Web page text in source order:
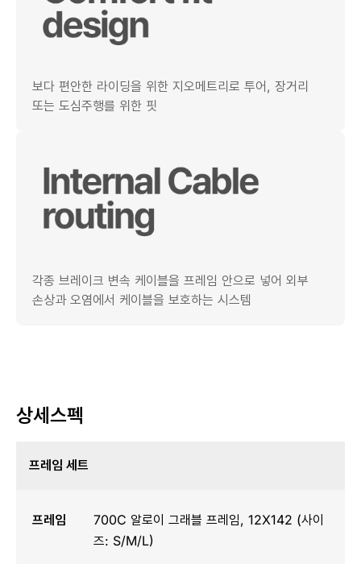
보다 편안한 라이딩을 위한 지오메트리로 투어, 장거리
또는 도심주행를 위한 핏
각종 브레이크 변속 케이블을 프레임 안으로 넣어 외부
손상과 오염에서 케이블을 보호하는 시스템
상세스펙
프레임 세트
프레임
700C 알로이 그래블 프레임, 12X142 (사이
즈: S/M/L)